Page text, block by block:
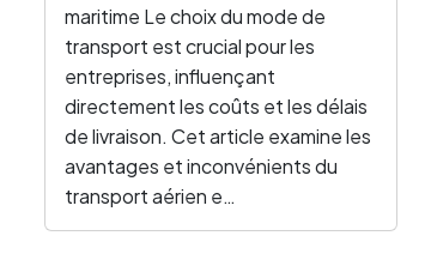
maritime Le choix du mode de
transport est crucial pour les
entreprises, influençant
directement les coûts et les délais
de livraison. Cet article examine les
avantages et inconvénients du
transport aérien e…